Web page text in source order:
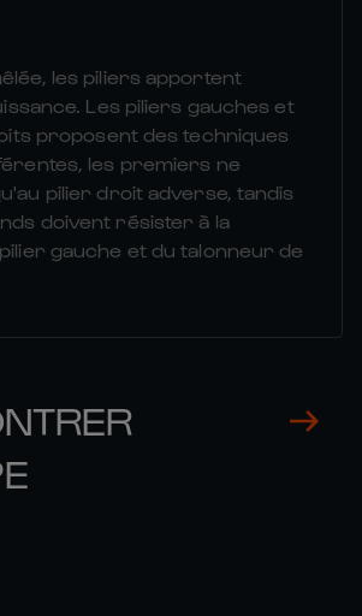
les piliers apportent
Les piliers gauches et
proposent des techniques
les premiers ne
pilier droit adverse, tandis
doivent résister à la
gauche et du talonneur de